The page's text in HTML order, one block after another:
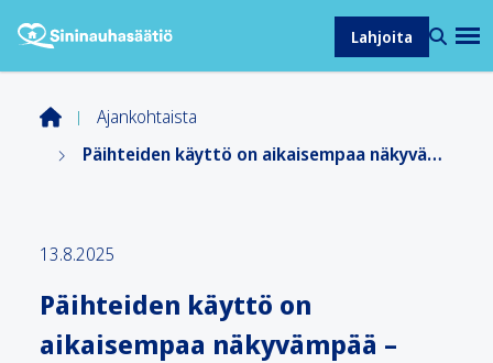
Lahjoita
Ajankohtaista
Päihteiden käyttö on aikaisempaa näkyvämpää – lisäämme jalkautuvaa työtä naapurustoissamme
13.8.2025
Päihteiden käyttö on
aikaisempaa näkyvämpää –